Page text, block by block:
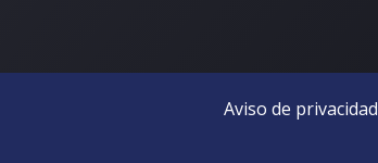
Aviso de privacidad